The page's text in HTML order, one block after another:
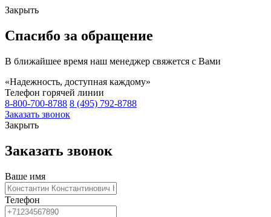
Закрыть
Спасибо за обращение
В ближайшее время наш менеджер свяжется с Вами
«Надежность, доступная каждому»
Телефон горячей линии
8-800-700-8788 8 (495) 792-8788
Заказать звонок
Закрыть
Заказать звонок
Ваше имя
Телефон